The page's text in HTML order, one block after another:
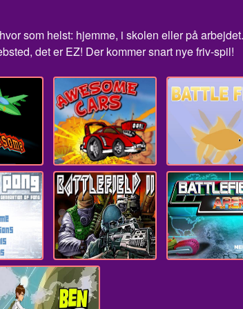
som helst: hjemme, i skolen eller på
det er EZ! Der kommer snart nye friv-spil!